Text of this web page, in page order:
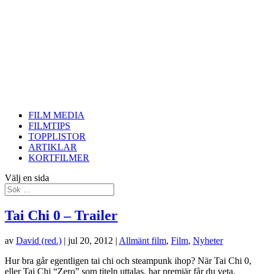
FILM MEDIA
FILMTIPS
TOPPLISTOR
ARTIKLAR
KORTFILMER
Välj en sida
Tai Chi 0 – Trailer
av David (red.) | jul 20, 2012 | Allmänt film, Film, Nyheter
Hur bra går egentligen tai chi och steampunk ihop? När Tai Chi 0,
eller Tai Chi “Zero” som titeln uttalas, har premiär får du veta.